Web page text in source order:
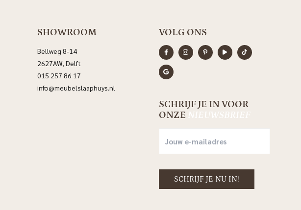
SHOWROOM
Bellweg 8-14
2627AW, Delft
015 257 86 17
info@meubelslaaphuys.nl
VOLG ONS
SCHRIJF JE IN VOOR
ONZE NIEUWSBRIEF